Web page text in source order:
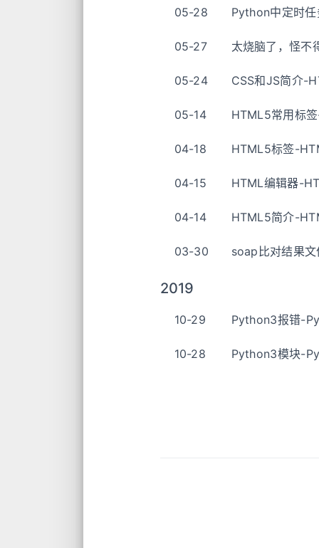
05-28 Python中定时
05-27 太烧脑了，怪不
05-24 CSS和JS简介-
05-14 HTML5常用标
04-18 HTML5标签-
04-15 HTML编辑器-
04-14 HTML5简介-
03-30 soap比对结果
2019
10-29 Python3报错-
10-28 Python3模块-